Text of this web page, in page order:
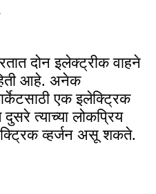
दोन इलेक्ट्रीक वाहने
आहे. अनेक
एक इलेक्ट्रिक
त्याच्या लोकप्रिय
व्हर्जन असू शकते.